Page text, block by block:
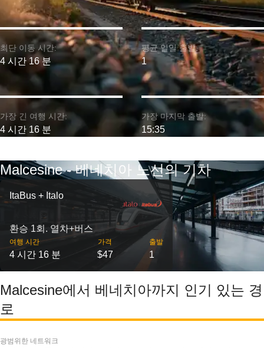
최단 이동 시간:
4 시간 16 분
가장 긴 여행 시간:
4 시간 16 분
평균 일일 출발:
1
가장 마지막 출발:
15:35
Malcesine - 베네치아 노선의 기차
ItaBus + Italo
환승 1회. 열차+버스
여행 시간
4 시간 16 분
가격
$47
출발
1
Malcesine에서 베네치아까지 인기 있는 경
로
광범위한 네트워크